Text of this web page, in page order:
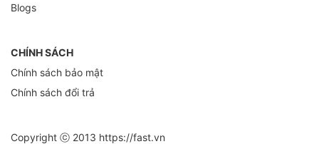
Blogs
CHÍNH SÁCH
Chính sách bảo mật
Chính sách đổi trả
Copyright ⓒ 2013 https://fast.vn